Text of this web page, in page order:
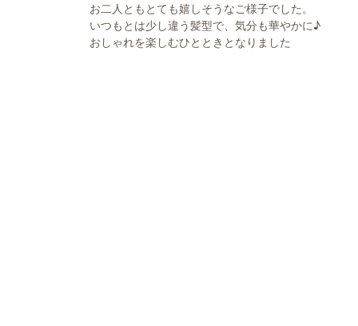
お二人ともとても嬉しそうなご様子でした。
いつもとは少し違う髪型で、気分も華やかに♪
おしゃれを楽しむひとときとなりました